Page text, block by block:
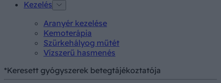
Kezelés
Aranyér kezelése
Kemoterápia
Szürkehályog műtét
Vízszerű hasmenés
*Keresett gyógyszerek betegtájékoztatója